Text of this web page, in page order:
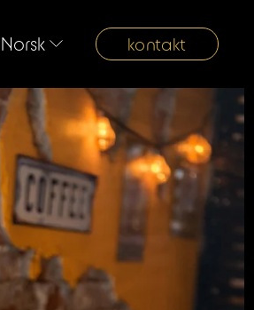
Norsk kontakt